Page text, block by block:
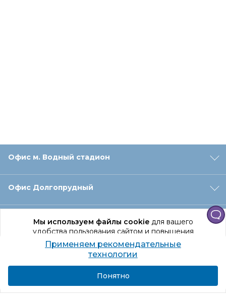
Мы используем файлы cookieдля вашего
удобства пользования сайтом и повышения
качества рекомендаций.
Продолжая использование сайта, вы даете
согласие на обработку персональных данных
Офис м. Водный стадион
Офис Долгопрудный
Офис Санкт‑Петербург
Оформление заказа
Применяем рекомендательные
технологии
Понятно